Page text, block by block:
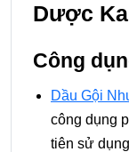
Dược
Công
Dầu Gội
công dụng
tiên sử